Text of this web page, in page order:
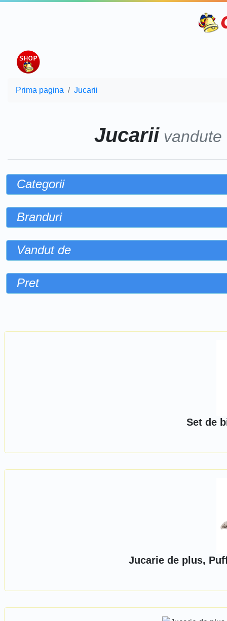
Prima pagina Jucarii
Jucarii
Categorii
Branduri
Vandut de
Pret
Set de
Jucarie de plus,